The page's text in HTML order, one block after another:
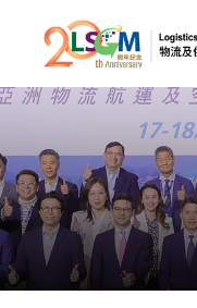
跳到内容